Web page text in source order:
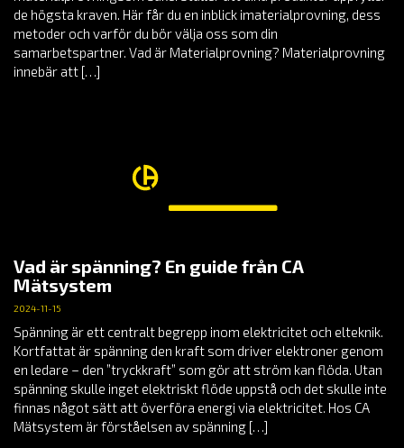
de högsta kraven. Här får du en inblick imaterialprovning, dess
metoder och varför du bör välja oss som din
samarbetspartner. Vad är Materialprovning? Materialprovning
innebär att […]
Vad är spänning? En guide från CA
Mätsystem
2024-11-15
Spänning är ett centralt begrepp inom elektricitet och elteknik.
Kortfattat är spänning den kraft som driver elektroner genom
en ledare – den ”tryckkraft” som gör att ström kan flöda. Utan
spänning skulle inget elektriskt flöde uppstå och det skulle inte
finnas något sätt att överföra energi via elektricitet. Hos CA
Mätsystem är förståelsen av spänning […]